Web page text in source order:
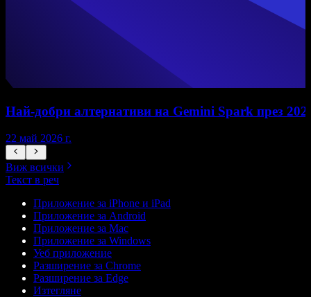
Най-добри алтернативи на Gemini Spark през
22 май 2026 г.
Виж всички
Текст в реч
Приложение за iPhone и iPad
Приложение за Android
Приложение за Mac
Приложение за Windows
Уеб приложение
Разширение за Chrome
Разширение за Edge
Изтегляне